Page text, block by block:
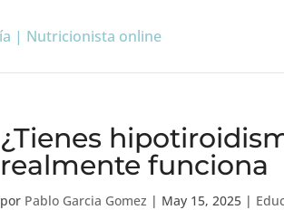
¿Tienes
realmente funciona
por Pablo Garcia Gomez | May 15, 2025 |